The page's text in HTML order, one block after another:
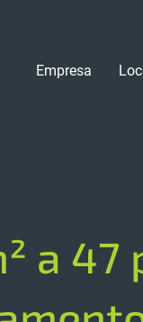
Empresa
a 47